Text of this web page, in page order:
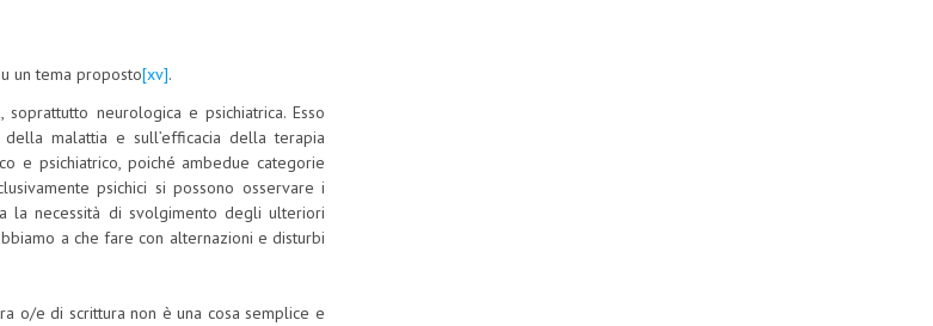
un tema proposto[xv].
neurologica e psichiatrica. Esso
malattia e sull’efficacia della terapia
e psichiatrico, poiché ambedue categorie
psichici si possono osservare i
la necessità di svolgimento degli ulteriori
a che fare con alternazioni e disturbi
o/e di scrittura non è una cosa semplice e